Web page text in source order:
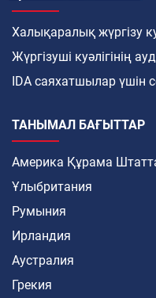
Халықаралық жүргізу
Жүргізуші куәлігінің
IDA саяхатшылар үшін
ТАНЫМАЛ БАҒЫТТАР
Америка Құрама
Ұлыбритания
Румыния
Ирландия
Аустралия
Грекия